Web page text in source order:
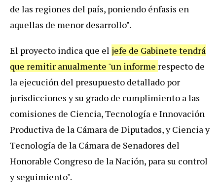
de las regiones del país, poniendo énfasis en
aquellas de menor desarrollo".
El proyecto indica que el jefe de Gabinete tendrá
que remitir anualmente "un informe respecto de
la ejecución del presupuesto detallado por
jurisdicciones y su grado de cumplimiento a las
comisiones de Ciencia, Tecnología e Innovación
Productiva de la Cámara de Diputados, y Ciencia y
Tecnología de la Cámara de Senadores del
Honorable Congreso de la Nación, para su control
y seguimiento".